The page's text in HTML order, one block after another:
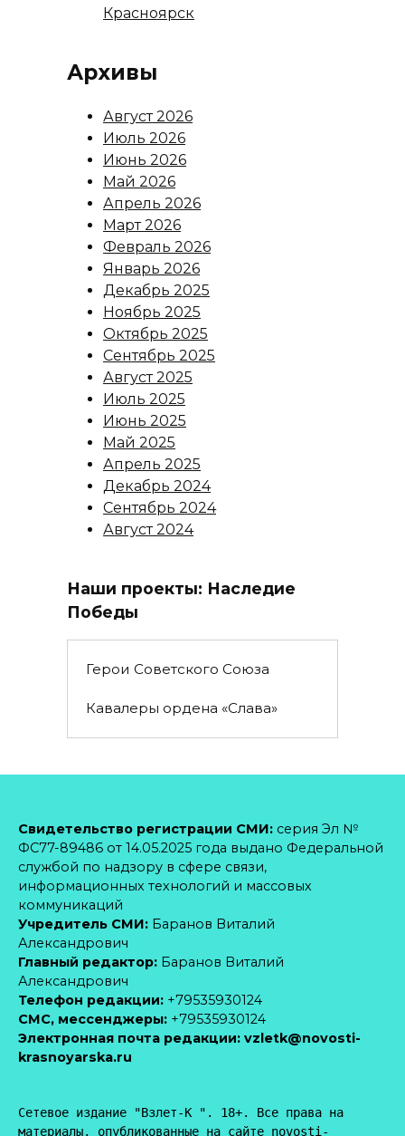
Красноярск
Архивы
Август 2026
Июль 2026
Июнь 2026
Май 2026
Апрель 2026
Март 2026
Февраль 2026
Январь 2026
Декабрь 2025
Ноябрь 2025
Октябрь 2025
Сентябрь 2025
Август 2025
Июль 2025
Июнь 2025
Май 2025
Апрель 2025
Декабрь 2024
Сентябрь 2024
Август 2024
Наши проекты: Наследие
Победы
Герои Советского Союза
Кавалеры ордена «Слава»
Свидетельство регистрации СМИ: серия Эл №
ФС77-89486 от 14.05.2025 года выдано Федеральной
службой по надзору в сфере связи,
информационных технологий и массовых
коммуникаций
Учредитель СМИ: Баранов Виталий
Александрович
Главный редактор: Баранов Виталий
Александрович
Телефон редакции: +79535930124
CМС, мессенджеры: +79535930124
Электронная почта редакции: vzletk@novosti-
krasnoyarska.ru
Сетевое издание "Взлет-К ". 18+. Все права на
материалы, опубликованные на сайте novosti-